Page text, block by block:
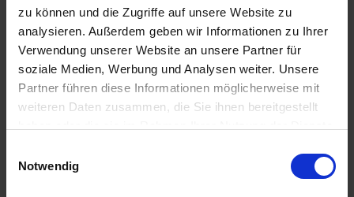
zu können und die Zugriffe auf unsere Website zu
analysieren. Außerdem geben wir Informationen zu Ihrer
Verwendung unserer Website an unsere Partner für
soziale Medien, Werbung und Analysen weiter. Unsere
Partner führen diese Informationen möglicherweise mit
weiteren Daten zusammen, die Sie ihnen bereitgestellt
Notwendig
Zum Angebot
MS PORTO MIRANTE » 8 Tage Culinary
Cruise Portugal - Wein & Genuss am
Douro
06. OKT 2026 AB/BIS PORTO